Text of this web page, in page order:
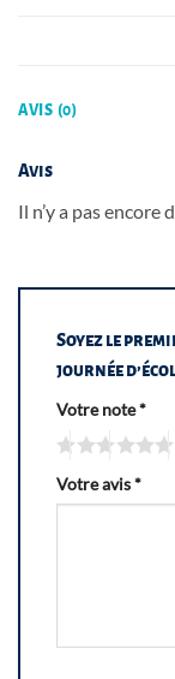
AVIS (0)
Avis
Il n’y a pas encore
Soyez le
journée
Votre note*
Votre avis*